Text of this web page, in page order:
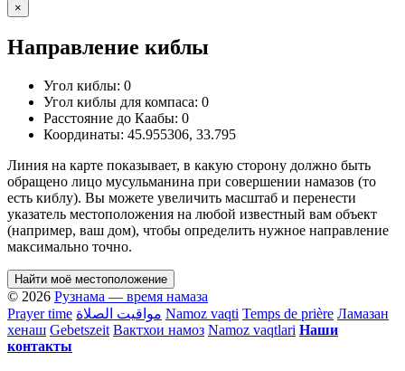
×
Направление киблы
Угол киблы: 0
Угол киблы для компаса: 0
Расстояние до Каабы: 0
Координаты: 45.955306, 33.795
Линия на карте показывает, в какую сторону должно быть
обращено лицо мусульманина при совершении намазов (то
есть киблу). Вы можете увеличить масштаб и перенести
указатель местоположения на любой известный вам объект
(например, ваш дом), чтобы определить нужное направление
максимально точно.
Найти моё местоположение
© 2026 Рузнама — время намаза
Prayer time مواقيت الصلاة Namoz vaqti Temps de prière Ламазан
хенаш Gebetszeit Вактхои намоз Namoz vaqtlari Наши
контакты